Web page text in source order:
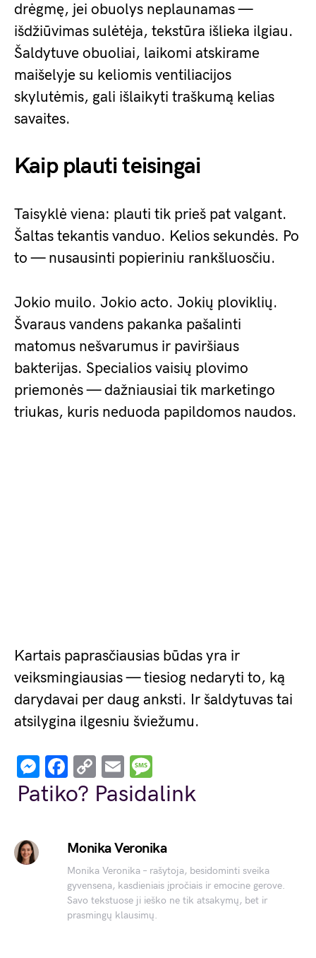
drėgmę, jei obuolys neplaunamas —
išdžiūvimas sulėtėja, tekstūra išlieka ilgiau.
Šaldytuve obuoliai, laikomi atskirame
maišelyje su keliomis ventiliacijos
skylutėmis, gali išlaikyti traškumą kelias
savaites.
Kaip plauti teisingai
Taisyklė viena: plauti tik prieš pat valgant.
Šaltas tekantis vanduo. Kelios sekundės. Po
to — nusausinti popieriniu rankšluosčiu.
Jokio muilo. Jokio acto. Jokių ploviklių.
Švaraus vandens pakanka pašalinti
matomus nešvarumus ir paviršiaus
bakterijas. Specialios vaisių plovimo
priemonės — dažniausiai tik marketingo
triukas, kuris neduoda papildomos naudos.
Kartais paprasčiausias būdas yra ir
veiksmingiausias — tiesiog nedaryti to, ką
darydavai per daug anksti. Ir šaldytuvas tai
atsilygina ilgesniu šviežumu.
Messenger
Facebook
Copy
Link
Email
Patiko? Pasidalink
Monika Veronika
Monika Veronika – rašytoja, besidominti sveika
gyvensena, kasdieniais įpročiais ir emocine gerove.
Savo tekstuose ji ieško ne tik atsakymų, bet ir
prasmingų klausimų.